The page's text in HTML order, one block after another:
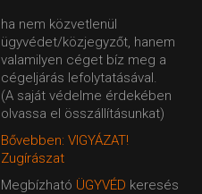
ha nem közvetlenül
ügyvédet/közjegyzőt, hanem
valamilyen céget bíz meg a
cégeljárás lefolytatásával.
(A saját védelme érdekében
olvassa el összállításunkat)
Bővebben: VIGYÁZAT!
Zugírászat
Megbízható ÜGYVÉD keresés